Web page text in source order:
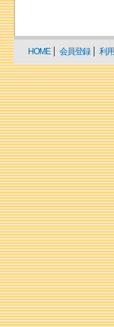
HOME 会員登録 利